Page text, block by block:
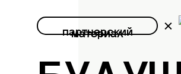
партнерский
материал